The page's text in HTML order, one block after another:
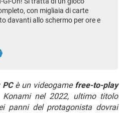
FACEBOOK
con migliaia di carte
davanti allo schermo per ore e
è un videogame free-to-play
nel 2022, ultimo titolo
panni del protagonista dovrai